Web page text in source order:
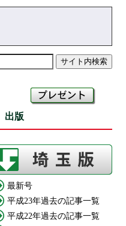
出版
最新号
平成23年過去の記事一覧
平成22年過去の記事一覧